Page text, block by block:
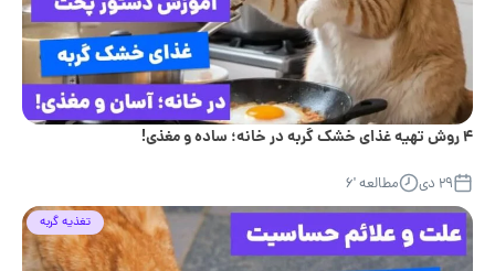
۴ روش تهیه غذای خشک گربه در خانه؛ ساده و مغذی!
۲۹ دی مطالعه '۶
تغذیه گربه